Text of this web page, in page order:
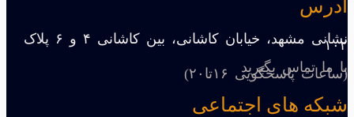
آدرس
نشانی مشهد، خیابان کاشانی، بین کاشانی ۴ و ۶ پلاک
۱۰۲
با ما تماس بگیرید
(ساعات پاسخگویی ۱۶تا۲۰)
شبکه های اجتماعی